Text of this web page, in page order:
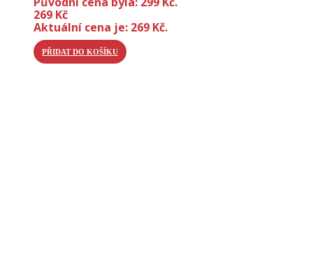
269 Kč
Aktuální cena je: 269 Kč.
PŘIDAT DO KOŠÍKU